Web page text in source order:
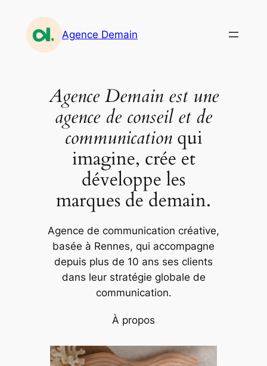
contenu
Agence Demain
Agence Demain est une
agence de conseil et de
communicationqui
imagine, crée et
développe les
marques de demain.
Agence de communication créative,
basée à Rennes, qui accompagne
depuis plus de 10 ans ses clients
dans leur stratégie globale de
communication.
À propos